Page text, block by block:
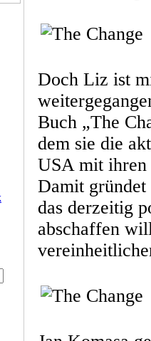
Doch Liz ist
Buch „The
dem sie die
USA mit ihren
Damit gründet
das derzeitig
abschaffen